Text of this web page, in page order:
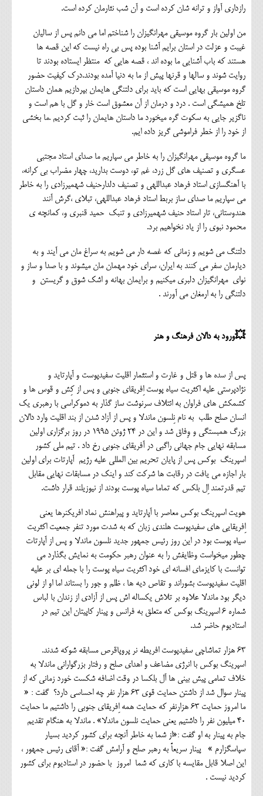
رازداری آواز و ترانه شان کرده است و آن شب نثارمان کرده است.
من اولین بار گروه موسیقی مهرانگیزان را شناختم اما می دانم پس از سالیان
غیبت و عزلت در استان برایم آشنا بوده پس بی راه نیست که این قصه ها
هستند که باب آشنایی ما بوده اند ، قصه هایی که منتظر ایستاده بودند تا
روایت شوند و سالها و قرنها پیش از ما به دنیا آمده بودند.درک کیفیت حضور
گروه موسیقی بهایی است که باید برای دلتنگی هایمان بپردازیم همان داستان
تلخ همیشگی است . درد و درمان از آن معشوق است خار و گل با هم است و
ناگزیر جایی به سکوت گره میخورد ما داستان هایمان را ثبت کردیم .ما بخشی
از خود را از خطر فراموشی گریز داده ایم.
ما گروه موسیقی مهرانگیزان را به خاطر می سپاریم ما صدای استاد مجتبی
عسگری و تصنیف های گل زرد، غم تو، دوست بدارید، چهار مضراب بی کرانه،
با آهنگسازی استاد فرهاد عبداللهی و تصنیف دلدارحنیف شهمیرزادی را به خاطر
می سپاریم ما صدای ساز بربط استاد فرهاد عبداللهی، تبلای ،گرش آنند
هندوستانی، تار استاد حنیف شهمیرزادی و تنبک حمید قنبری و، کمانچه ی
محمود نبوی را از یاد نخواهیم برد.
دلتنگ می شویم و زمانی که غصه دار می شویم به سراغ مان می آیند و به
دیارمان سفر می کنند به ایران، سرای خود مهمان مان میشوند و با صدا و ساز و
نوای مهرانگیزان دلبری میکنیم و برایمان بهانه و اشک شوق و گریستن و
دلتنگی را به ارمغان می آورند .
💥ورود به دالان فرهنگ و هنر
پس از سده ها و قتل و غارت و استثمار اقلیت سفیدپوست و آپارتاید و
نژادپرستی علیه اکثریت سیاه پوست اِفریقای جنوبی و پس از کِش و قوس ها و
کشمکش های فراوان به ائتلاف سرنوشت ساز گذار به دموکراسی با رهبری یک
انسان صلح طلب به نام نِلسون ماندلا و پس از آزاد شدن از بند اقلیت وارد دالان
بزرگ همبستگی و وِفاق شد و این در 24 ژوئن 1995 در روز برگزاری اولین
مسابقه نهایی جام جهانی راگبی در آفریقای جنوبی رخ داد . تیم ملی کشور
اسپرینگ بوکس پس از پایان تحریم بین المللی علیه رژیم آپارتات برای اولین
بار اجازه می یافت در رقابت ها شرکت کند و اینک در مسابقات نهایی مقابل
تیم قدرتمند اِل بلکس که تماما سیاه پوست بودند از نیوزیلند قرار داشت.
هویت اسپرینگ بوکس معاصر با آپارتاید و پیراهنش نماد افریکنرها یعنی
اِفریقایی های سفیدپوست هلندی زبان که به شدت مورد تنفر جمعیت اکثریت
سیاه پوست بود در این روز رئیس جمهور جدید نلسون ماندلا و پس از آپارتات
چطور میخواست وظایفش را به عنوان رهبر حکومت به نمایش بگذارد می
توانست با کایزمای افسانه ای خود اکثریت سیاه پوست را با جمله ای بر علیه
اقلیت سفیدپوست بشوراند و تقاص دیه ها ، ظلم و جور را بستاند اما او از لونی
دیگر بود ماندلا علاوه بر تلاش یکساله اش پس از آزادی از زندان با لباس
شماره 6 اسپرینگ بوکس که متعلق به فرانس و پینار کاپیتان این تیم در
استادیوم حاضر شد.
63 هزار تماشاچی سفیدپوست افریطه نر پروپاقرص مسابقه شوکه شدند.
اسپرینگ بوکس با انرژی مضاعف و اهدای صلح و رفتار بزرگوارانی ماندلا به
خلاف تمامی پیش بینی ها آل بلکسا در وقت اضافه شکست خورد زمانی که از
پینار سوال شد از داشتن حمایت قوی 63 هزار نفر چه احساسی دارد؟ گفت : «
ما امروز حمایت 63 هزارنفر که حمایت همه اِفریقای جنوبی را داشتیم ما حمایت
40 میلیون نفر را داشتیم یعنی حمایت نلسون ماندلا» . ماندلا به هنگام تقدیم
جام به پینار به او گفت :«از شما به خاطر آنچه برای کشور کردید بسیار
سپاسگزارم » پینار سریعاً به رهبر صلح و آرامش گفت :« آقای رئیس جمهور ،
این اصلا قابل مقایسه با کاری که شما امروز با حضور در استادیوم برای کشور
کردید نیست .